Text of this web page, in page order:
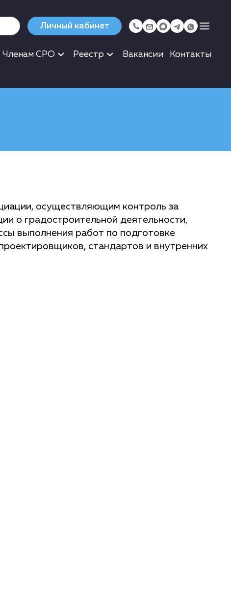
Личный кабинет
Членам СРО Реестр Вакансии Контакты
осуществляющим контроль за
о градостроительной деятельности,
выполнения работ по подготовке
стандартов и внутренних